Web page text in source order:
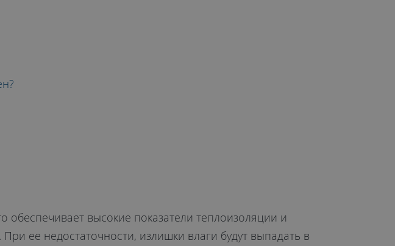
обеспечивает высокие показатели теплоизоляции и
ее недостаточности, излишки влаги будут выпадать в